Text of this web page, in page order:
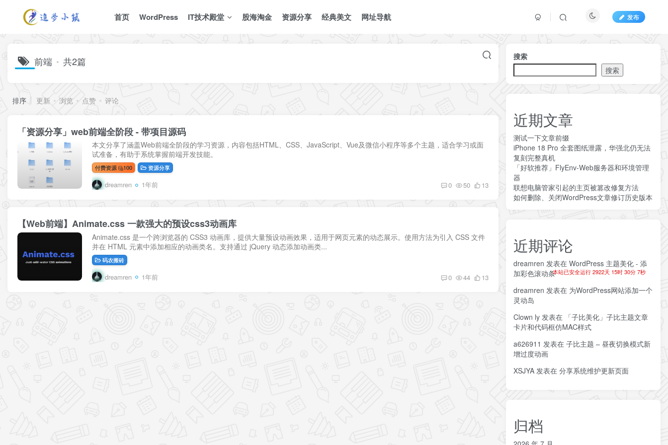
首页 WordPress IT技术殿堂 股海淘金 资源分享 经典美文 网址导航 发布
前端 共2篇
排序 更新 浏览 点赞 评论
「资源分享」web前端全阶段 - 带项目源码
本文分享了涵盖Web前端全阶段的学习资源，内容包括HTML、CSS、JavaScript、Vue及微信小程序等多个主题，适合学习或面
试准备，有助于系统掌握前端开发技能。
付费资源 100 资源分享
dreamren 1年前 0 50 13
【Web前端】Animate.css 一款强大的预设css3动画库
Animate.css 是一个跨浏览器的 CSS3 动画库，提供大量预设动画效果，适用于网页元素的动态展示。使用方法为引入 CSS 文件
并在 HTML 元素中添加相应的动画类名。支持通过 jQuery 动态添加动画类...
码农搬砖
dreamren 1年前 0 44 13
搜索
搜索
近期文章
测试一下文章前缀
iPhone 18 Pro 全套图纸泄露，华强北仍无法
复刻完整真机
「好软推荐」FlyEnv-Web服务器和环境管理
器
联想电脑管家引起的主页被篡改修复方法
如何删除、关闭WordPress文章修订历史版本
近期评论
dreamren 发表在 WordPress 主题美化 - 添
加彩色滚动条本站已安全运行 2922天 15时 30分 8秒
dreamren 发表在 为WordPress网站添加一个
灵动岛
Clown ly 发表在 「子比美化」子比主题文章
卡片和代码框仿MAC样式
a626911 发表在 子比主题 – 昼夜切换模式新
增过度动画
XSJYA 发表在 分享系统维护更新页面
归档